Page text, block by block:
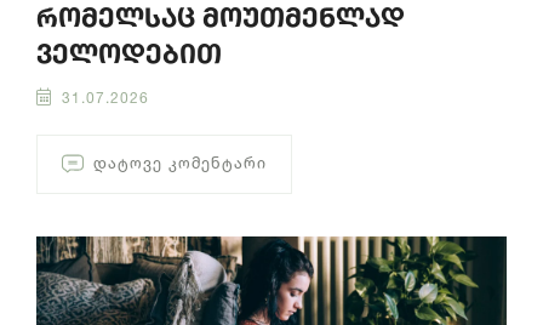
რომელსაც მოუთმენლად
ველოდებით
31.07.2026
ᲓᲐᲢᲝᲕᲔ ᲙᲝᲛᲔᲜᲢᲐᲠᲘ